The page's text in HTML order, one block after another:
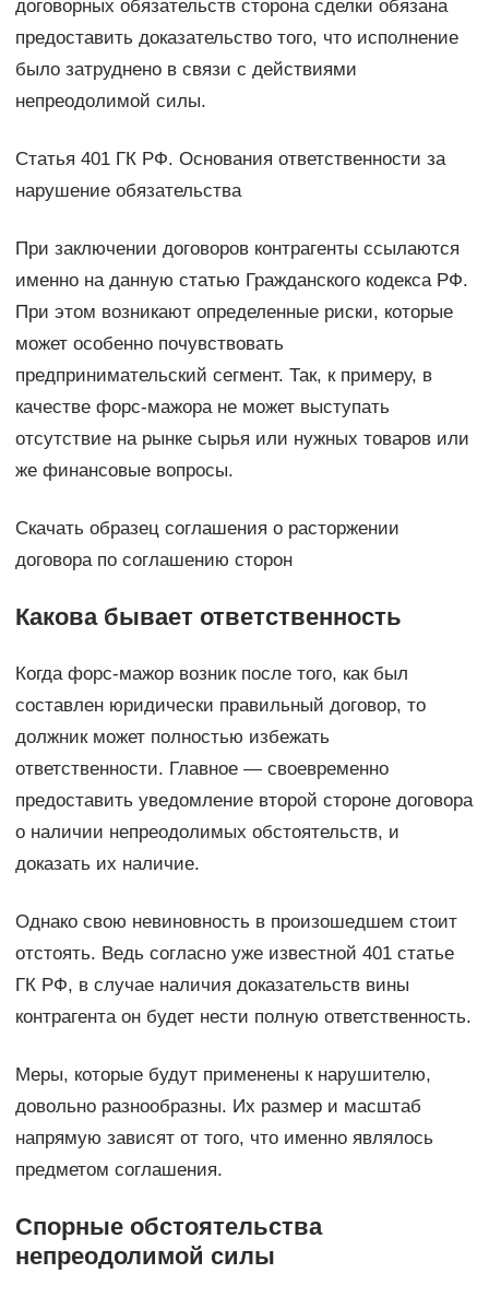
договорных обязательств сторона сделки обязана
предоставить доказательство того, что исполнение
было затруднено в связи с действиями
непреодолимой силы.
Статья 401 ГК РФ. Основания ответственности за
нарушение обязательства
При заключении договоров контрагенты ссылаются
именно на данную статью Гражданского кодекса РФ.
При этом возникают определенные риски, которые
может особенно почувствовать
предпринимательский сегмент. Так, к примеру, в
качестве форс-мажора не может выступать
отсутствие на рынке сырья или нужных товаров или
же финансовые вопросы.
Скачать образец соглашения о расторжении
договора по соглашению сторон
Какова бывает ответственность
Когда форс-мажор возник после того, как был
составлен юридически правильный договор, то
должник может полностью избежать
ответственности. Главное — своевременно
предоставить уведомление второй стороне договора
о наличии непреодолимых обстоятельств, и
доказать их наличие.
Однако свою невиновность в произошедшем стоит
отстоять. Ведь согласно уже известной 401 статье
ГК РФ, в случае наличия доказательств вины
контрагента он будет нести полную ответственность.
Меры, которые будут применены к нарушителю,
довольно разнообразны. Их размер и масштаб
напрямую зависят от того, что именно являлось
предметом соглашения.
Спорные обстоятельства
непреодолимой силы